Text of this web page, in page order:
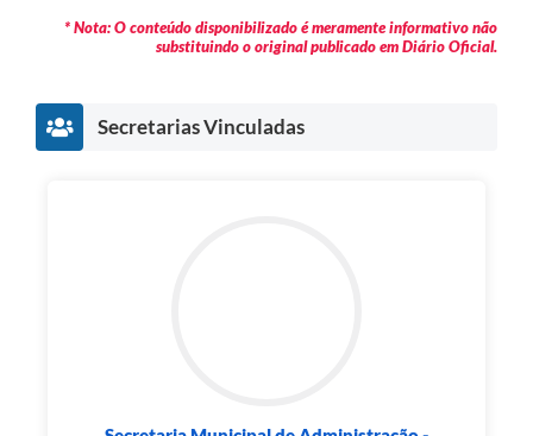
* Nota: O conteúdo disponibilizado é meramente informativo não
substituindo o original publicado em Diário Oficial.
Secretarias Vinculadas